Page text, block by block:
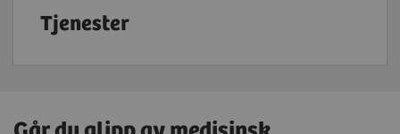
Tjenester